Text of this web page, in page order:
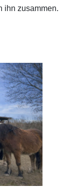
ihn zusammen.